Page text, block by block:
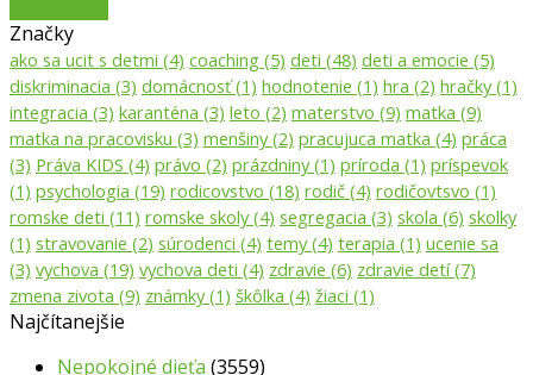
Značky
ako sa ucit s detmi (4) coaching (5) deti (48) deti a emocie (5)
diskriminacia (3) domácnosť(1) hodnotenie (1) hra (2) hračky(1)
integracia (3) karanténa (3) leto (2) materstvo (9) matka (9)
matka na pracovisku (3) menšiny(2) pracujuca matka (4) práca
(3) Práva KIDS (4) právo (2) prázdniny(1) príroda (1) príspevok
(1) psychologia (19) rodicovstvo (18) rodič (4) rodičovtsvo (1)
romske deti (11) romske skoly(4) segregacia (3) skola (6) skolky
(1) stravovanie (2) súrodenci (4) temy(4) terapia (1) ucenie sa
(3) vychova (19) vychova deti (4) zdravie (6) zdravie detí(7)
zmena zivota (9) známky(1) škôlka (4) žiaci (1)
Najčítanejšie
Nepokojné dieťa (3559)